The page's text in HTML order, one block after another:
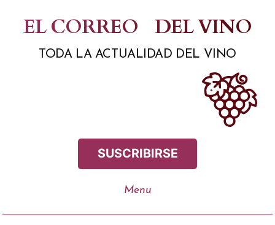
contenido
EL CORREO DEL VINO
TODA LA ACTUALIDAD DEL VINO
SUSCRIBIRSE